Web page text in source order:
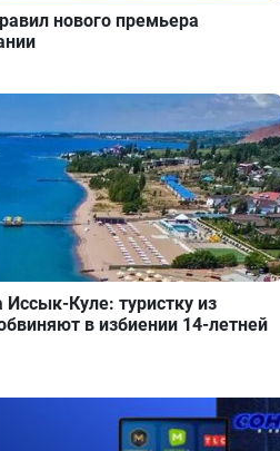
нового премьера
Иссык-Куле: туристку из
в избиении 14-летней